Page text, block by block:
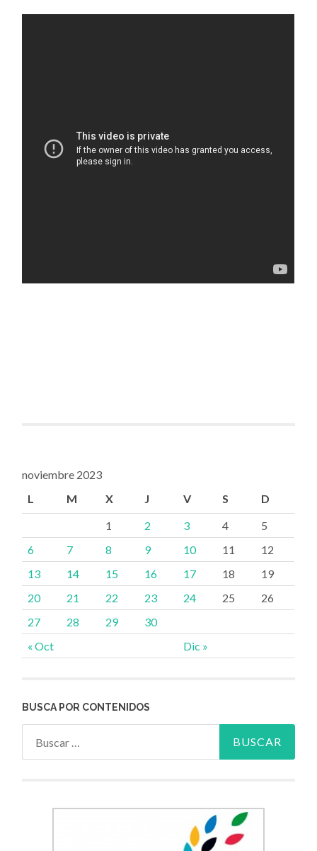
noviembre 2023
L
M X J V S D
« Oct Dic »
1 2 3 4
5
6
7 8 9 10 11
12
13
14 15 16 17 18
19
20
21 22 23 24 25
26
27
28 29 30
BUSCA POR CONTENIDOS